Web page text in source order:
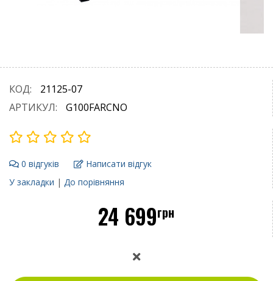
КОД:
21125-07
АРТИКУЛ:
G100FARCNO
0 відгуків
Написати відгук
У закладки | До порівняння
24 699грн